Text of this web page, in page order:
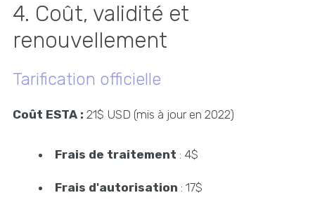
4. Coût, validité et
renouvellement
Tarification officielle
Coût ESTA : 21$ USD (mis à jour en 2022)
Frais de traitement : 4$
Frais d'autorisation : 17$